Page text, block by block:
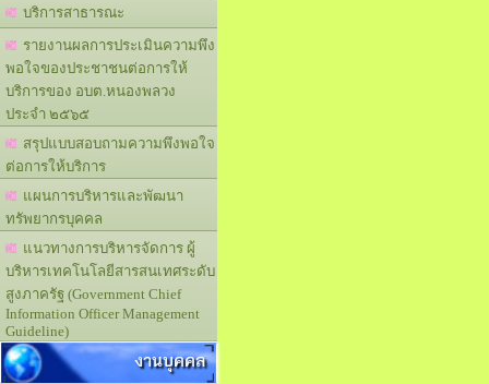
บริการสาธารณะ
รายงานผลการประเมินความพึง
พอใจของประชาชนต่อการให้
บริการของ อบต.หนองพลวง
ประจำ ๒๕๖๕
สรุปแบบสอบถามความพึงพอใจ
ต่อการให้บริการ
แผนการบริหารและพัฒนา
ทรัพยากรบุคคล
แนวทางการบริหารจัดการ ผู้
บริหารเทคโนโลยีสารสนเทศระดับ
สูงภาครัฐ (Government Chief
Information Officer Management
Guideline)
งานบุคคล